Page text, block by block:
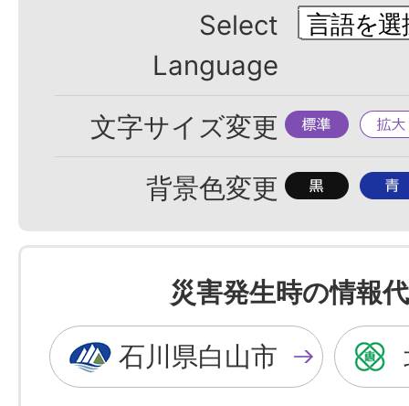
Select
Language
文字サイズ変更 標
準
拡
大
背景色変更 背
色
を
黒
色
に
背
色
を
青
色
に
災害発生時の情報
石川県白山市